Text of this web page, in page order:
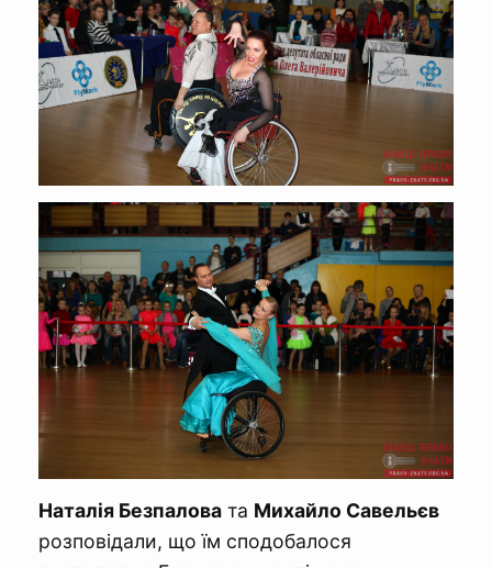
Наталія Безпалова та Михайло Савельєв
розповідали, що їм сподобалося